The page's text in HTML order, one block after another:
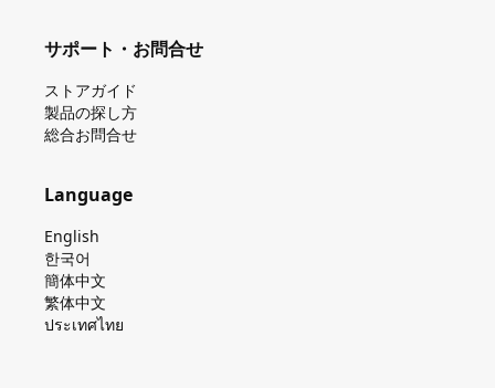
サポート・お問合せ
ストアガイド
製品の探し⽅
総合お問合せ
Language
English
한국어
簡体中文
繁体中文
ประเทศไทย